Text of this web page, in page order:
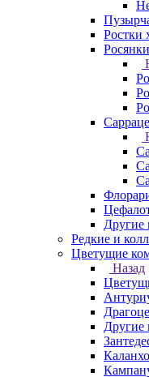
Ростки
Росянки
Другие
Редкие и
Цветущие
Назад
Другие